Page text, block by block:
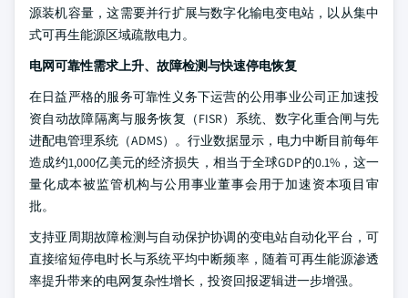
源装机容量，这需要并行扩展与数字化输电变电站，以从集中
式可再生能源区域疏散电力。
电网可靠性需求上升、故障检测与快速停电恢复
在日益严格的服务可靠性义务下运营的公用事业公司正加速投
资自动故障隔离与服务恢复（FISR）系统、数字化重合闸与先
进配电管理系统（ADMS）。行业数据显示，电力中断目前每年
造成约1,000亿美元的经济损失，相当于全球GDP的0.1%，这一
量化成本被监管机构与公用事业董事会用于加速资本项目审
批。
支持亚周期故障检测与自动保护协调的变电站自动化平台，可
直接缩短停电时长与系统平均中断频率，随着可再生能源渗透
率提升带来的电网复杂性增长，投资回报逻辑进一步增强。